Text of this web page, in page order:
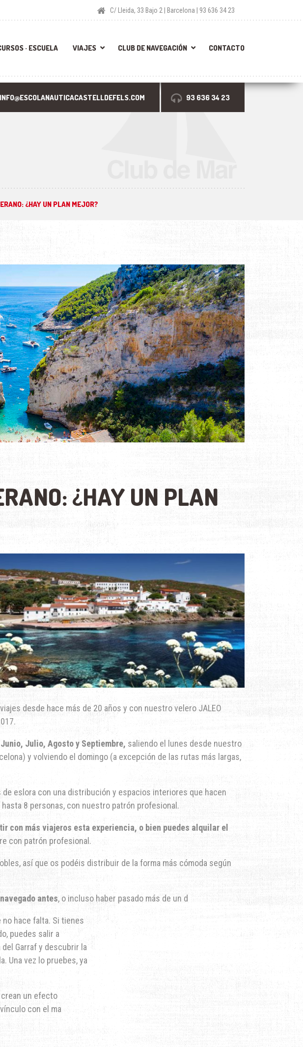
C/ Lleida, 33 Bajo 2 | Barcelona | 93 636 34 23
· ESCUELA VIAJES CLUB DE NAVEGACIÓN CONTACTO
INFO@ESCOLANAUTICACASTELLDEFELS.COM 93 636 34 23
¿HAY UN PLAN MEJOR?
¿HAY UN PLAN
desde hace más de 20 años y con nuestro velero JALEO
Junio, Julio, Agosto y Septiembre, saliendo el lunes desde nuestro
y volviendo el domingo (a excepción de las rutas más largas,
de eslora con una distribución y espacios interiores que hacen
8 personas, con nuestro patrón profesional.
con más viajeros esta experiencia, o bien puedes alquilar el
con patrón profesional.
así que os podéis distribuir de la forma más cómoda según
antes, o incluso haber pasado más de un d
no hace falta. Si tienes
puedes salir a
Garraf y descubrir la
Una vez lo pruebes, ya
un efecto
con el ma